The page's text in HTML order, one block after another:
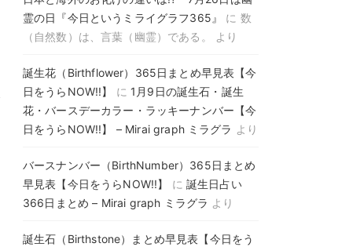
霊の日『今日というミライグラフ365』
に 数
（自然数）は、言葉（幽霊）である。
より
誕生花（Birthflower）365日まとめ早見表【今
日をうらNOW!!】
に 1月9日の誕生石・誕生
花・バースデーカラー・ラッキーナンバー【今
日をうらNOW!!】 – Mirai graph ミラグラ より
バースナンバー（BirthNumber）365日まとめ
早見表【今日をうらNOW!!】
に 誕生日占い
366日まとめ – Mirai graph ミラグラ より
誕生石（Birthstone）まとめ早見表【今日をう